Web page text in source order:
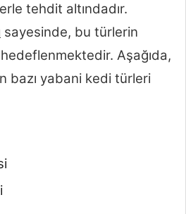
tehdit altındadır.
sayesinde, bu türlerin
hedeflenmektedir. Aşağıda,
bazı yabani kedi türleri